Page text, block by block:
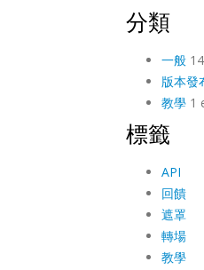
分類
一般14
版本發
教學1
標籤
API
回饋
遮罩
轉場
教學